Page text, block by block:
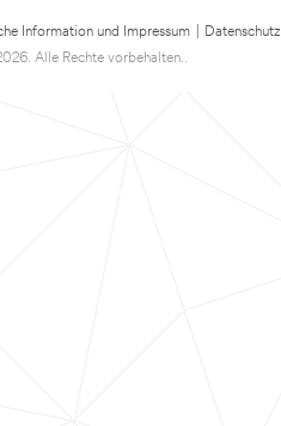
Information und Impressum Datenschutz
Alle Rechte vorbehalten..